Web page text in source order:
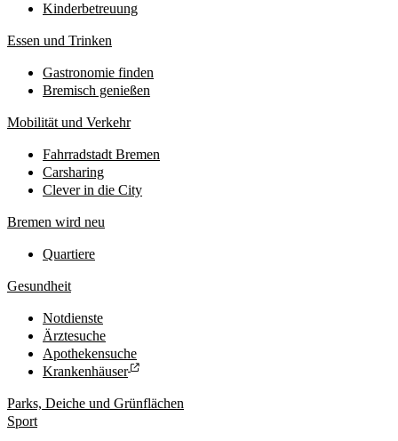
Kinderbetreuung
Essen und Trinken
Gastronomie finden
Bremisch genießen
Mobilität und Verkehr
Fahrradstadt Bremen
Carsharing
Clever in die City
Bremen wird neu
Quartiere
Gesundheit
Notdienste
Ärztesuche
Apothekensuche
Krankenhäuser
Parks, Deiche und Grünflächen
Sport